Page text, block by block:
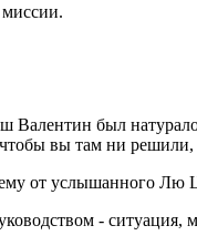
миссии.
был
вы там ни
от услышанного Лю
- ситуация,